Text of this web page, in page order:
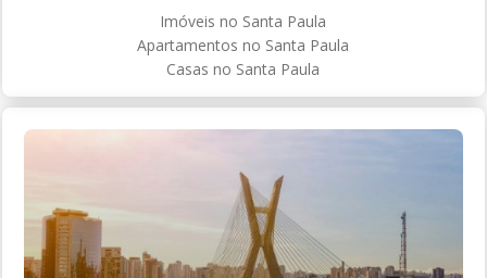
Imóveis no Santa Paula
Apartamentos no Santa Paula
Casas no Santa Paula